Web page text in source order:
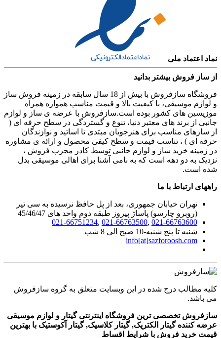
نماد اعتماد ملی
از ساز فروش بیشتر بدانید
فروشگاه سازفروش با بیش از 18 سال سابقه در زمینه فروش ساز
و لوازم موسیقی، با کیفیت بالا و قیمت مناسب همواره همراه
موزیسین های کشور بوده است.سازفروش با عرضه ی ساز و لوازم
جانبی از برند های معتبر دنیا، تنوع و گستردگی در سطح حرفه ای (
از سازهای مناسب برای هنرجویان مبتدی تا اساتید و نوازندگان
حرفه ای ) ، تناسب قیمت و سطح کیفی محصول و ارائه ی مشاوره
در زمینه خرید ساز و لوازم جانبی توسط کادر مجرب فروش ،
نزدیک به دو دهه است که به نامی آشنا برای اهالی موسیقی بدل
شده است.
راههای ارتباط با ما
تهران خیابان جمهوری، بعد از پل حافظ نرسیده به سی تیر
(روبرو چارسو) پاساژ پیروز طبقه دوم واحد های 45/46/47
021-66763600
,
021-66763500
,
021-66751234
شنبه تا پنج شنبه-10 صبح الی 8 شب
info[at]sazforoosh.com
کلیه مطالب درج شده در این وبسایت متعلق به گروه سازفروش
می باشد.
سازفروش تخصصی ترین فروشگاه اینترنتی گیتار و لوازم موسیقی
عرضه کننده گیتار الکتریک, گیتار کلاسیک, گیتار آکوستیک با بهترین
قیمت خرید فروش با شرایط اقساط